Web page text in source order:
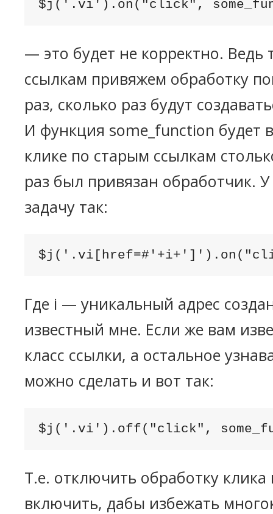
$j('.vi').on("click",
— это будет не корректно. Ведь
ссылкам привяжем обработку
раз, сколько раз будут
И функция some_function будет
клике по старым ссылкам
раз был привязан обработчик.
задачу так:
Где i — уникальный адрес
известный мне. Если же вам
класс ссылки, а остальное
можно сделать и вот так:
$j('.vi').off("click",
Т.е. отключить обработку клика
включить, дабы избежать